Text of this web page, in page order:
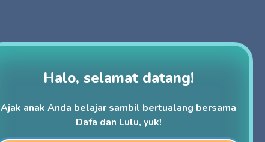
Halo, selamat datang!
Ajak anak Anda belajar sambil bertualang bersama
Dafa dan Lulu, yuk!